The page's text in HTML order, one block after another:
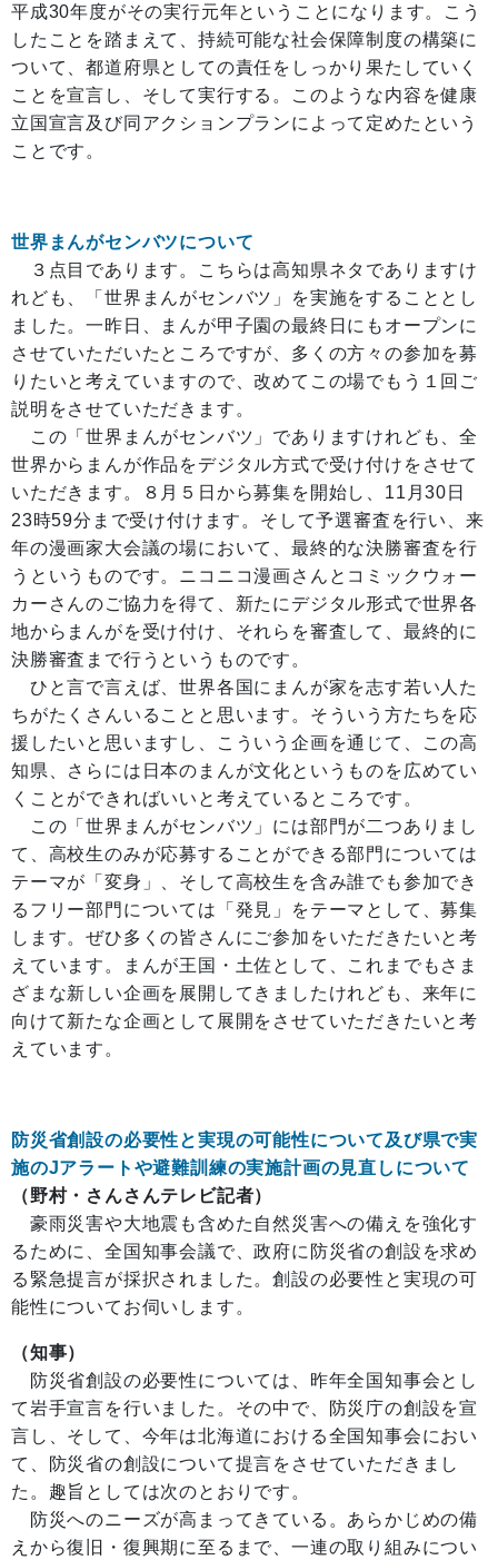
平成30年度がその実行元年ということになります。こう
したことを踏まえて、持続可能な社会保障制度の構築に
ついて、都道府県としての責任をしっかり果たしていく
ことを宣言し、そして実行する。このような内容を健康
立国宣言及び同アクションプランによって定めたという
ことです。
世界まんがセンバツについて
３点目であります。こちらは高知県ネタでありますけ
れども、「世界まんがセンバツ」を実施をすることとし
ました。一昨日、まんが甲子園の最終日にもオープンに
させていただいたところですが、多くの方々の参加を募
りたいと考えていますので、改めてこの場でもう１回ご
説明をさせていただきます。
この「世界まんがセンバツ」でありますけれども、全
世界からまんが作品をデジタル方式で受け付けをさせて
いただきます。８月５日から募集を開始し、11月30日
23時59分まで受け付けます。そして予選審査を行い、来
年の漫画家大会議の場において、最終的な決勝審査を行
うというものです。ニコニコ漫画さんとコミックウォー
カーさんのご協力を得て、新たにデジタル形式で世界各
地からまんがを受け付け、それらを審査して、最終的に
決勝審査まで行うというものです。
ひと言で言えば、世界各国にまんが家を志す若い人た
ちがたくさんいることと思います。そういう方たちを応
援したいと思いますし、こういう企画を通じて、この高
知県、さらには日本のまんが文化というものを広めてい
くことができればいいと考えているところです。
この「世界まんがセンバツ」には部門が二つありまし
て、高校生のみが応募することができる部門については
テーマが「変身」、そして高校生を含み誰でも参加でき
るフリー部門については「発見」をテーマとして、募集
します。ぜひ多くの皆さんにご参加をいただきたいと考
えています。まんが王国・土佐として、これまでもさま
ざまな新しい企画を展開してきましたけれども、来年に
向けて新たな企画として展開をさせていただきたいと考
えています。
防災省創設の必要性と実現の可能性について及び県で実
施のJアラートや避難訓練の実施計画の見直しについて
（野村・さんさんテレビ記者）
豪雨災害や大地震も含めた自然災害への備えを強化す
るために、全国知事会議で、政府に防災省の創設を求め
る緊急提言が採択されました。創設の必要性と実現の可
能性についてお伺いします。
（知事）
防災省創設の必要性については、昨年全国知事会とし
て岩手宣言を行いました。その中で、防災庁の創設を宣
言し、そして、今年は北海道における全国知事会におい
て、防災省の創設について提言をさせていただきまし
た。趣旨としては次のとおりです。
防災へのニーズが高まってきている。あらかじめの備
えから復旧・復興期に至るまで、一連の取り組みについ